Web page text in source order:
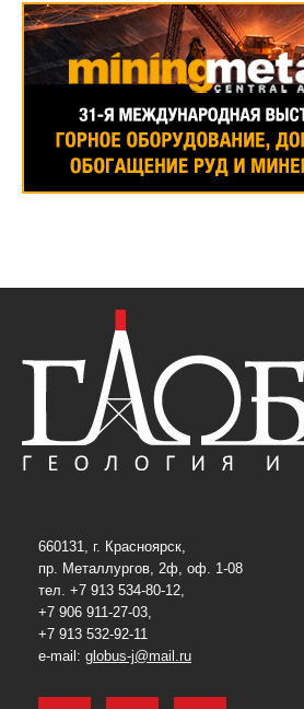
660131, г. Красноярск,
пр. Металлургов, 2ф, оф. 1-08
тел. +7 913 534-80-12,
+7 906 911-27-03,
+7 913 532-92-11
e-mail: globus-j@mail.ru